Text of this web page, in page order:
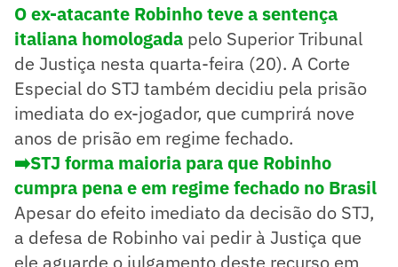
O ex-atacante Robinho teve a sentença
italiana homologada pelo Superior Tribunal
de Justiça nesta quarta-feira (20). A Corte
Especial do STJ também decidiu pela prisão
imediata do ex-jogador, que cumprirá nove
anos de prisão em regime fechado.
➡️STJ forma maioria para que Robinho
cumpra pena e em regime fechado no Brasil
Apesar do efeito imediato da decisão do STJ,
a defesa de Robinho vai pedir à Justiça que
ele aguarde o julgamento deste recurso em